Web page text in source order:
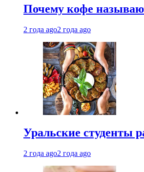
Почему кофе
2 года ago2 года ago
Уральские студенты
2 года ago2 года ago